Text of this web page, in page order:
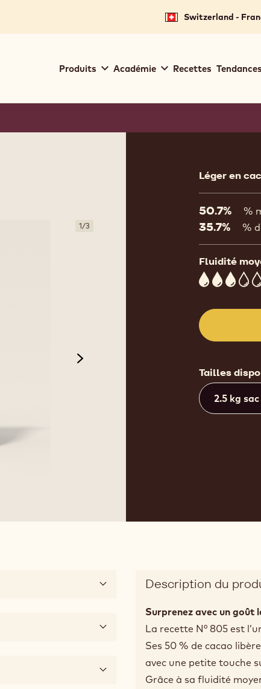
Switzerland -
navigation
Produits Académie Recettes
1/3
next
Léger en
50.7% %
35.7% %
Fluidité
3
Tailles
2.5 kg sac
Description du
Surprenez avec un goût
La recette N° 805 est
Ses 50 % de cacao
avec une petite touche
Grâce à sa fluidité